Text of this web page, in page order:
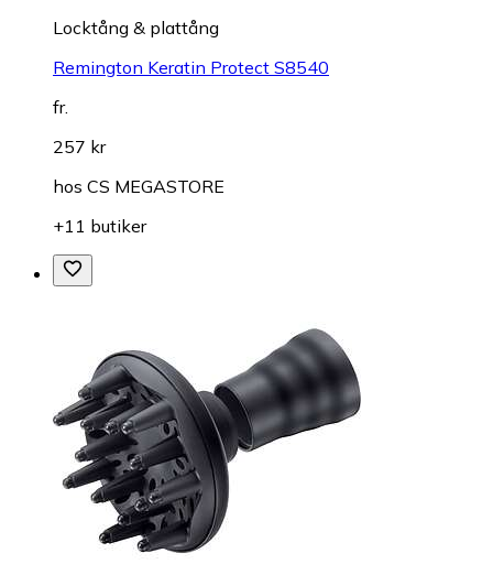
Locktång & plattång
Remington Keratin Protect S8540
fr.
257 kr
hos CS MEGASTORE
+11 butiker